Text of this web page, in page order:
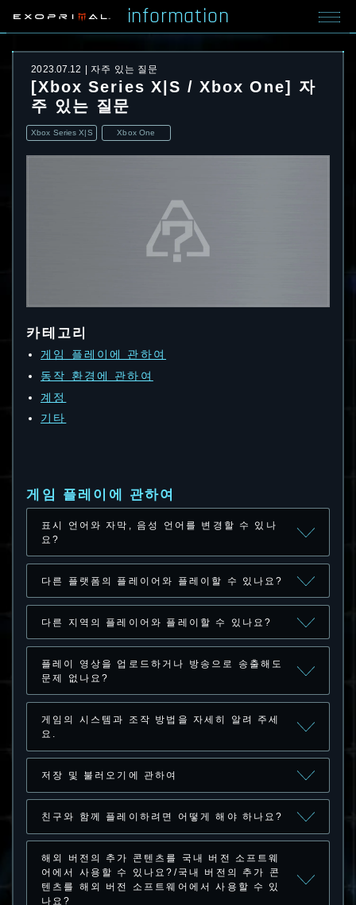
information
2023.07.12 자주 있는 질문
[Xbox Series X|S / Xbox One] 자
주 있는 질문
Xbox Series X|S Xbox One
카테고리
게임 플레이에 관하여
동작 환경에 관하여
계정
기타
게임 플레이에 관하여
표시 언어와 자막, 음성 언어를 변경할 수 있나
요?
다른 플랫폼의 플레이어와 플레이할 수 있나요?
다른 지역의 플레이어와 플레이할 수 있나요?
플레이 영상을 업로드하거나 방송으로 송출해도
문제 없나요?
게임의 시스템과 조작 방법을 자세히 알려 주세
요.
저장 및 불러오기에 관하여
친구와 함께 플레이하려면 어떻게 해야 하나요?
해외 버전의 추가 콘텐츠를 국내 버전 소프트웨
어에서 사용할 수 있나요?/국내 버전의 추가 콘
텐츠를 해외 버전 소프트웨어에서 사용할 수 있
나요?